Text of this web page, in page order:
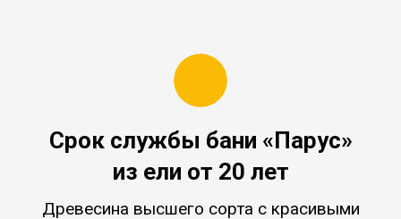
Срок службы бани «Парус»
из ели от 20 лет
Древесина высшего сорта с красивыми